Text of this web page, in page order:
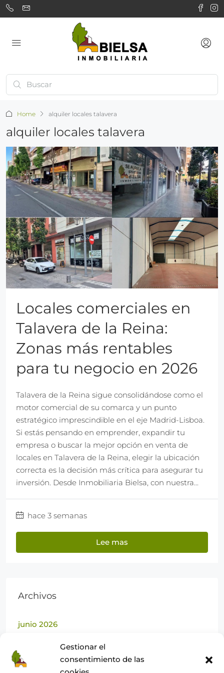
Gestionar el
consentimiento de las
Home alquiler locales talavera
alquiler locales talavera
Locales comerciales en
Talavera de la Reina:
Zonas más rentables
para tu negocio en 2026
Talavera de la Reina sigue consolidándose como el
motor comercial de su comarca y un punto
estratégico imprescindible en el eje Madrid-Lisboa.
Si estás pensando en emprender, expandir tu
empresa o buscar la mejor opción en venta de
locales en Talavera de la Reina, elegir la ubicación
correcta es la decisión más crítica para asegurar tu
inversión. Desde Inmobiliaria Bielsa, con nuestra...
hace 3 semanas
Lee mas
Archivos
junio 2026
febrero 2026